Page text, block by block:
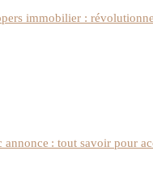
immobilier :
annonce : tout savoir pour